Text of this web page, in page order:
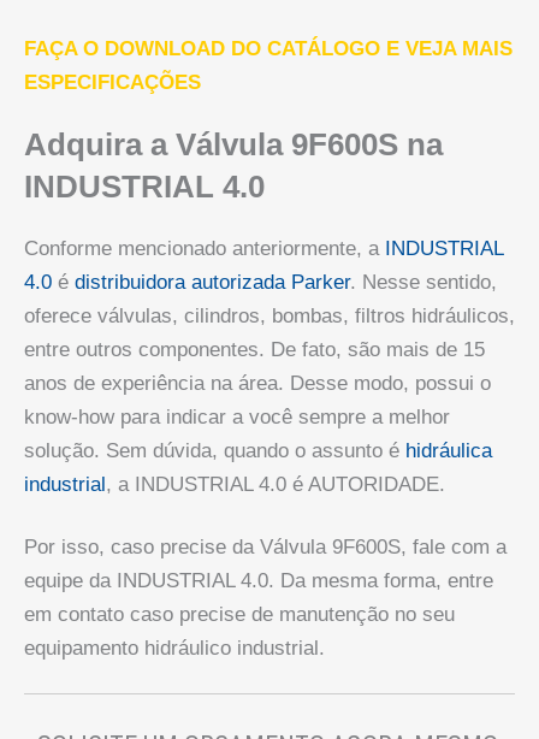
FAÇA O DOWNLOAD DO CATÁLOGO E VEJA MAIS
ESPECIFICAÇÕES
Adquira a Válvula 9F600S na
INDUSTRIAL 4.0
Conforme mencionado anteriormente, a INDUSTRIAL
4.0 é distribuidora autorizada Parker. Nesse sentido,
oferece válvulas, cilindros, bombas, filtros hidráulicos,
entre outros componentes. De fato, são mais de 15
anos de experiência na área. Desse modo, possui o
know-how para indicar a você sempre a melhor
solução. Sem dúvida, quando o assunto é hidráulica
industrial, a INDUSTRIAL 4.0 é AUTORIDADE.
Por isso, caso precise da Válvula 9F600S, fale com a
equipe da INDUSTRIAL 4.0. Da mesma forma, entre
em contato caso precise de manutenção no seu
equipamento hidráulico industrial.